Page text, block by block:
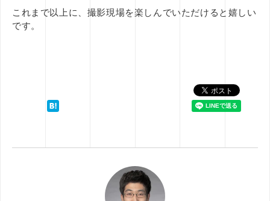
これまで以上に、撮影現場を楽しんでいただけると嬉しい
です。